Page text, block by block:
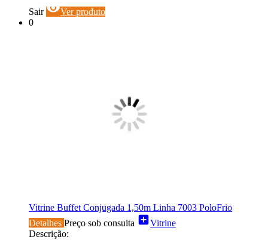
Sair visibilityVer produto
0
Vitrine Buffet Conjugada 1,50m Linha 7003 PoloFrio
Detalhes Preço sob consulta add_boxVitrine
Descrição: